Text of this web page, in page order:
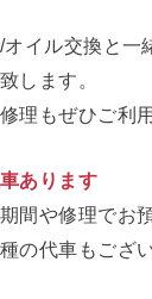
オイル交換と一
します。
理もぜひご利
あります
間や修理でお
の代車もござ